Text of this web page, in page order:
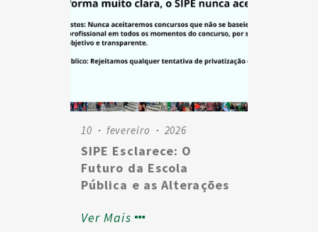
10 fevereiro 2026
SIPE Esclarece: O
Futuro da Escola
Pública e as Alterações
Ver Mais